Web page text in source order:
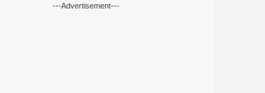
---Advertisement---